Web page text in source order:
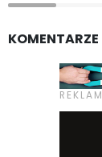
KOMENTARZE